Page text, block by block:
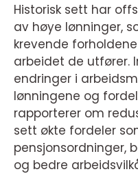
Historisk sett har
av høye lønninger,
krevende
arbeidet de utfører.
endringer i
lønningene og
rapporterer om
sett økte fordeler
pensjonsordninger,
og bedre